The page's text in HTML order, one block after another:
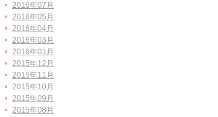
2016年07月
2016年05月
2016年04月
2016年03月
2016年01月
2015年12月
2015年11月
2015年10月
2015年09月
2015年08月